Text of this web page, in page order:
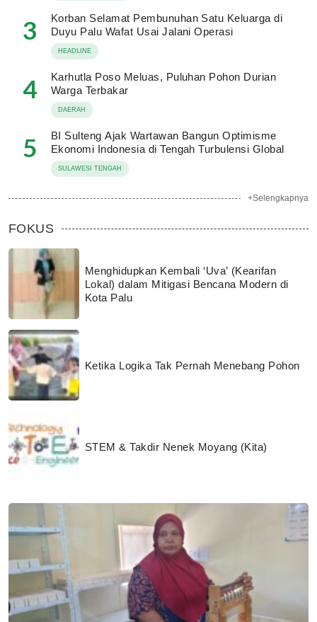
3
Korban Selamat Pembunuhan Satu Keluarga di
Duyu Palu Wafat Usai Jalani Operasi
HEADLINE
4
Karhutla Poso Meluas, Puluhan Pohon Durian
Warga Terbakar
DAERAH
5
BI Sulteng Ajak Wartawan Bangun Optimisme
Ekonomi Indonesia di Tengah Turbulensi Global
SULAWESI TENGAH
+Selengkapnya
FOKUS
Menghidupkan Kembali ‘Uva’ (Kearifan
Lokal) dalam Mitigasi Bencana Modern di
Kota Palu
Ketika Logika Tak Pernah Menebang Pohon
STEM & Takdir Nenek Moyang (Kita)